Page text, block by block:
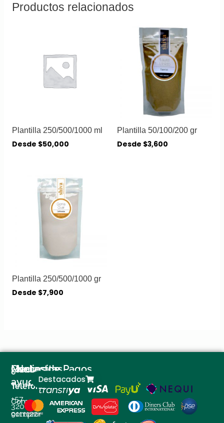
Destacados
Productos relacionados
Plantilla 250/500/1000 ml
Desde $50,000
Plantilla 50/100/200 gr
Desde $3,600
Plantilla 250/500/1000 gr
Desde $7,900
¿Necesitas
ayuda?
Como
comprar
Contactos
Teléfono
+57
320
9111122
Medios de Pagos